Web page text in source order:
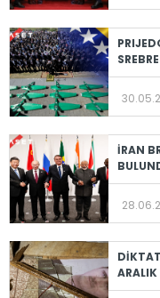
İRAN
ARALIK